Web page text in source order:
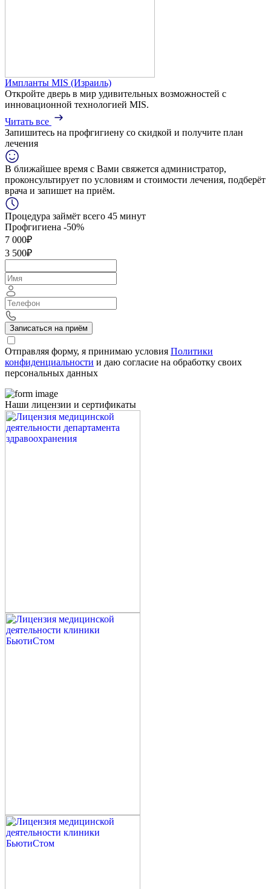
Импланты MIS (Израиль)
Откройте дверь в мир удивительных возможностей с
инновационной технологией MIS.
Читать все
Запишитесь на профгигиену со скидкой и получите план
лечения
В ближайшее время с Вами свяжется администратор,
проконсультирует по условиям и стоимости лечения, подберёт
врача и запишет на приём.
Процедура займёт всего 45 минут
Профгигиена -50%
7 000₽
3 500₽
Записаться на приём
Отправляя форму, я принимаю условия Политики
конфиденциальности и даю согласие на обработку своих
персональных данных
Наши лицензии и сертификаты